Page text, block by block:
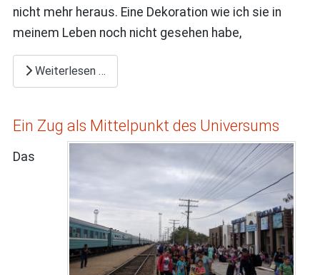
nicht mehr heraus. Eine Dekoration wie ich sie in
meinem Leben noch nicht gesehen habe,
Weiterlesen …
Ein Zug als Mittelpunkt des Universums
Das